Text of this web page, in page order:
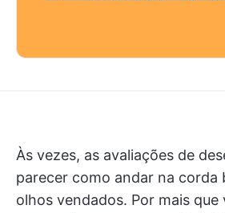
Às vezes, as avaliações de
parecer como andar na corda
olhos vendados. Por mais que